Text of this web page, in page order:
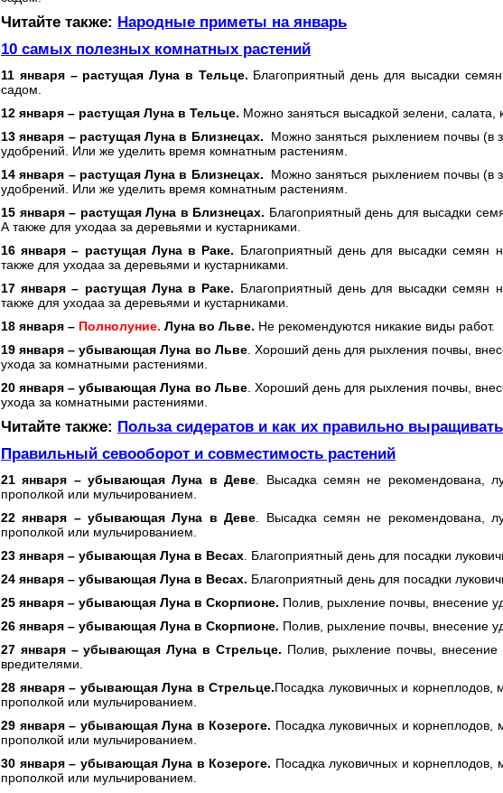
Читайте также: Народные приметы на январь
10 самых полезных комнатных растений
11 января – растущая Луна в Тельце. Благоприятный день для высадки
садом.
12 января – растущая Луна в Тельце. Можно заняться высадкой зелени, салата,
13 января – растущая Луна в Близнецах. Можно заняться рыхлением почвы (в
удобрений. Или же уделить время комнатным растениям.
14 января – растущая Луна в Близнецах. Можно заняться рыхлением почвы (в
удобрений. Или же уделить время комнатным растениям.
15 января – растущая Луна в Близнецах. Благоприятный день для высадки
А также для уходаа за деревьями и кустарниками.
16 января – растущая Луна в Раке. Благоприятный день для высадки семян
также для уходаа за деревьями и кустарниками.
17 января – растущая Луна в Раке. Благоприятный день для высадки семян
также для уходаа за деревьями и кустарниками.
18 января – Полнолуние. Луна во Льве. Не рекомендуются никакие виды работ.
19 января – убывающая Луна во Льве. Хороший день для рыхления почвы,
ухода за комнатными растениями.
20 января –убывающая Луна во Льве. Хороший день для рыхления почвы,
ухода за комнатными растениями.
Читайте также: Польза сидератов и как их правильно выращивать
Правильный севооборот и совместимость растений
21 января – убывающая Луна в Деве . Высадка семян не рекомендована,
прополкой или мульчированием.
22 января –убывающая Луна в Деве . Высадка семян не рекомендована,
прополкой или мульчированием.
23 января – убывающая Луна в Весах . Благоприятный день для посадки
24 января – убывающая Луна в Весах. Благоприятный день для посадки
25 января – убывающая Луна в Скорпионе. Полив, рыхление почвы, внесение
26 января – убывающая Луна в Скорпионе. Полив, рыхление почвы, внесение
27 января –убывающая Луна в Стрельце. Полив, рыхление почвы,
вредителями.
28 января – убывающая Луна в Стрельце.Посадка луковичных и корнеплодов,
прополкой или мульчированием.
29 января – убывающая Луна в Козероге. Посадка луковичных и корнеплодов,
прополкой или мульчированием.
30 января – убывающая Луна в Козероге. Посадка луковичных и корнеплодов,
прополкой или мульчированием.